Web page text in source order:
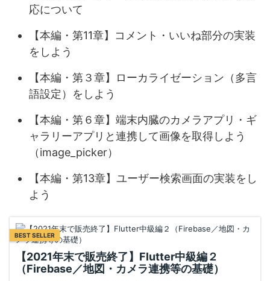
応について
【本編・第11章】コメント・いいね部分の実装
をしよう
【本編・第３章】ローカライゼーション（多言
語設定）をしよう
【本編・第６章】端末内臓のカメラアプリ・ギ
ャラリーアプリと連携して画像を取得しよう
（image_picker）
【本編・第13章】ユーザー検索画面の実装をし
よう
BEST SELLER
【2021年末で販売終了】Flutter中級編２
（Firebase／地図・カメラ連携等の基礎）